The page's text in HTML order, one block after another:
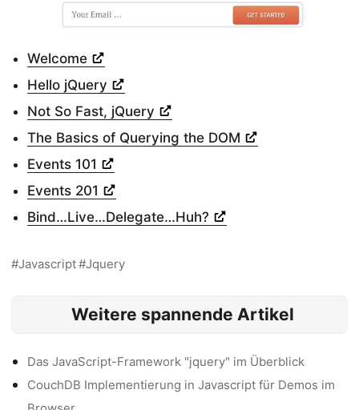
Welcome
Hello jQuery
Not So Fast, jQuery
The Basics of Querying the DOM
Events 101
Events 201
Bind…Live…Delegate…Huh?
Javascript Jquery
Weitere spannende Artikel
Das JavaScript-Framework "jquery" im Überblick
CouchDB Implementierung in Javascript für Demos im